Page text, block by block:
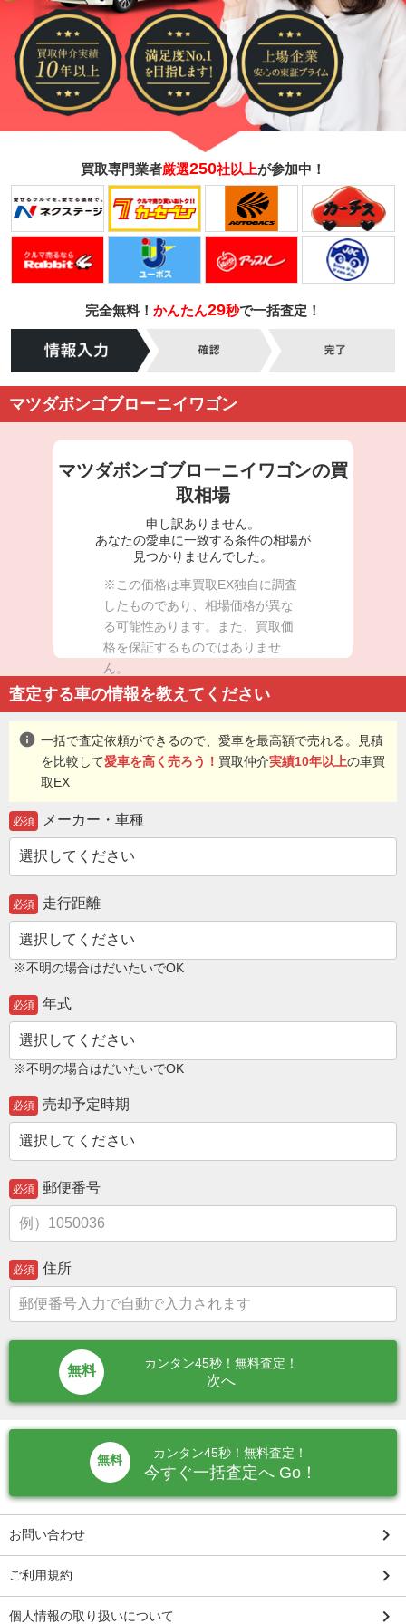
買取専門業者厳選250社以上が参加中！
完全無料！ かんたん29秒で一括査定！
マツダボンゴブローニイワゴン
マツダボンゴブローニイワゴンの買
取相場
申し訳ありません。
あなたの愛車に一致する条件の相場が
見つかりませんでした。
※この価格は車買取EX独自に調査
したものであり、相場価格が異な
る可能性あります。また、買取価
格を保証するものではありませ
ん。
査定する車の情報を教えてください
info 一括で査定依頼ができるので、愛車を最高額で売れる。見積
を比較して愛車を高く売ろう！ 買取仲介実績10年以上の車買
取EX
必須 メーカー・車種
必須 走行距離
※不明の場合はだいたいでOK
必須 年式
※不明の場合はだいたいでOK
必須 売却予定時期
必須 郵便番号
必須 住所
カンタン45秒！無料査定！
次へ
無料
カンタン45秒！無料査定！
今すぐ一括査定へ Go！
お問い合わせ keyboard_arrow_right
ご利用規約 keyboard_arrow_right
個人情報の取り扱いについて keyboard_arrow_right